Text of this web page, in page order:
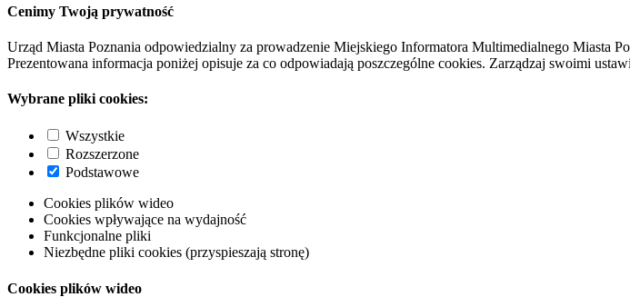
Cenimy Twoją prywatność
Urząd Miasta Poznania odpowiedzialny za prowadzenie Miejskiego Informatora Multimedialnego Miasta
Prezentowana informacja poniżej opisuje za co odpowiadają poszczególne cookies. Zarządzaj swoimi
Wybrane pliki cookies:
Wszystkie
Rozszerzone
Podstawowe
Cookies plików wideo
Cookies wpływające na wydajność
Funkcjonalne pliki
Niezbędne pliki cookies (przyspieszają stronę)
Cookies plików wideo